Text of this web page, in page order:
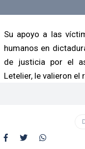
Su apoyo a las
humanos en
de justicia por el
Letelier, le valieron el